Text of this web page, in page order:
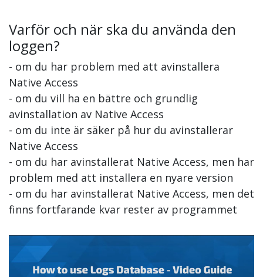
Varför och när ska du använda den
loggen?
- om du har problem med att avinstallera
Native Access
- om du vill ha en bättre och grundlig
avinstallation av Native Access
- om du inte är säker på hur du avinstallerar
Native Access
- om du har avinstallerat Native Access, men har
problem med att installera en nyare version
- om du har avinstallerat Native Access, men det
finns fortfarande kvar rester av programmet